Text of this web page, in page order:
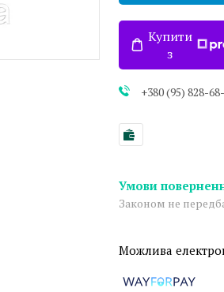
Купити
з
+380 (95) 828-
Законом не